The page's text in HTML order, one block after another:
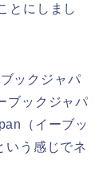
とにしまし
ックジャパ
ブックジャパ
（イーブッ
いう感じでネ